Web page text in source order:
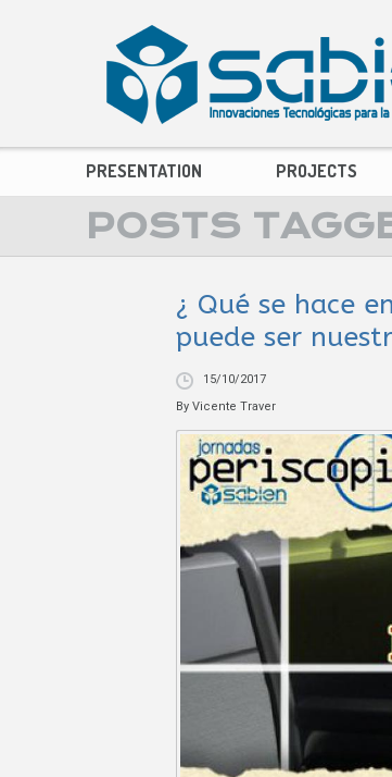
PRESENTATION PROJECTS
POSTS
¿ Qué se hace
puede ser
15/10/2017
By Vicente Traver